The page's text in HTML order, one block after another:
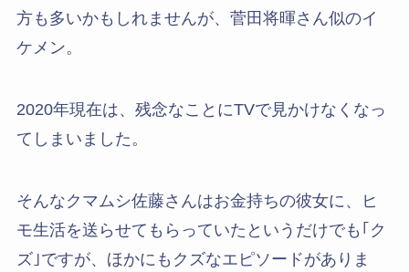
方も多いかもしれませんが、菅田将暉さん似のイ
ケメン。
2020年現在は、残念なことにTVで見かけなくなっ
てしまいました。
そんなクマムシ佐藤さんはお金持ちの彼女に、ヒ
モ生活を送らせてもらっていたというだけでも｢ク
ズ｣ですが、ほかにもクズなエピソードがありま